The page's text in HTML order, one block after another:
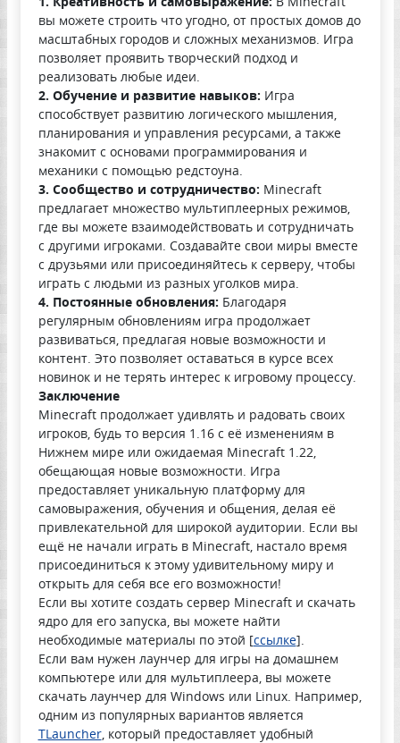
вы можете строить что угодно, от простых домов до
масштабных городов и сложных механизмов. Игра
позволяет проявить творческий подход и
реализовать любые идеи.
2. Обучение и развитие навыков: Игра
способствует развитию логического мышления,
планирования и управления ресурсами, а также
знакомит с основами программирования и
механики с помощью редстоуна.
3. Сообщество и сотрудничество: Minecraft
предлагает множество мультиплеерных режимов,
где вы можете взаимодействовать и сотрудничать
с другими игроками. Создавайте свои миры вместе
с друзьями или присоединяйтесь к серверу, чтобы
играть с людьми из разных уголков мира.
4. Постоянные обновления: Благодаря
регулярным обновлениям игра продолжает
развиваться, предлагая новые возможности и
контент. Это позволяет оставаться в курсе всех
новинок и не терять интерес к игровому процессу.
Заключение
Minecraft продолжает удивлять и радовать своих
игроков, будь то версия 1.16 с её изменениям в
Нижнем мире или ожидаемая Minecraft 1.22,
обещающая новые возможности. Игра
предоставляет уникальную платформу для
самовыражения, обучения и общения, делая её
привлекательной для широкой аудитории. Если вы
ещё не начали играть в Minecraft, настало время
присоединиться к этому удивительному миру и
открыть для себя все его возможности!
Если вы хотите создать сервер Minecraft и скачать
ядро для его запуска, вы можете найти
необходимые материалы по этой [ссылке].
Если вам нужен лаунчер для игры на домашнем
компьютере или для мультиплеера, вы можете
скачать лаунчер для Windows или Linux. Например,
одним из популярных вариантов является
TLauncher, который предоставляет удобный